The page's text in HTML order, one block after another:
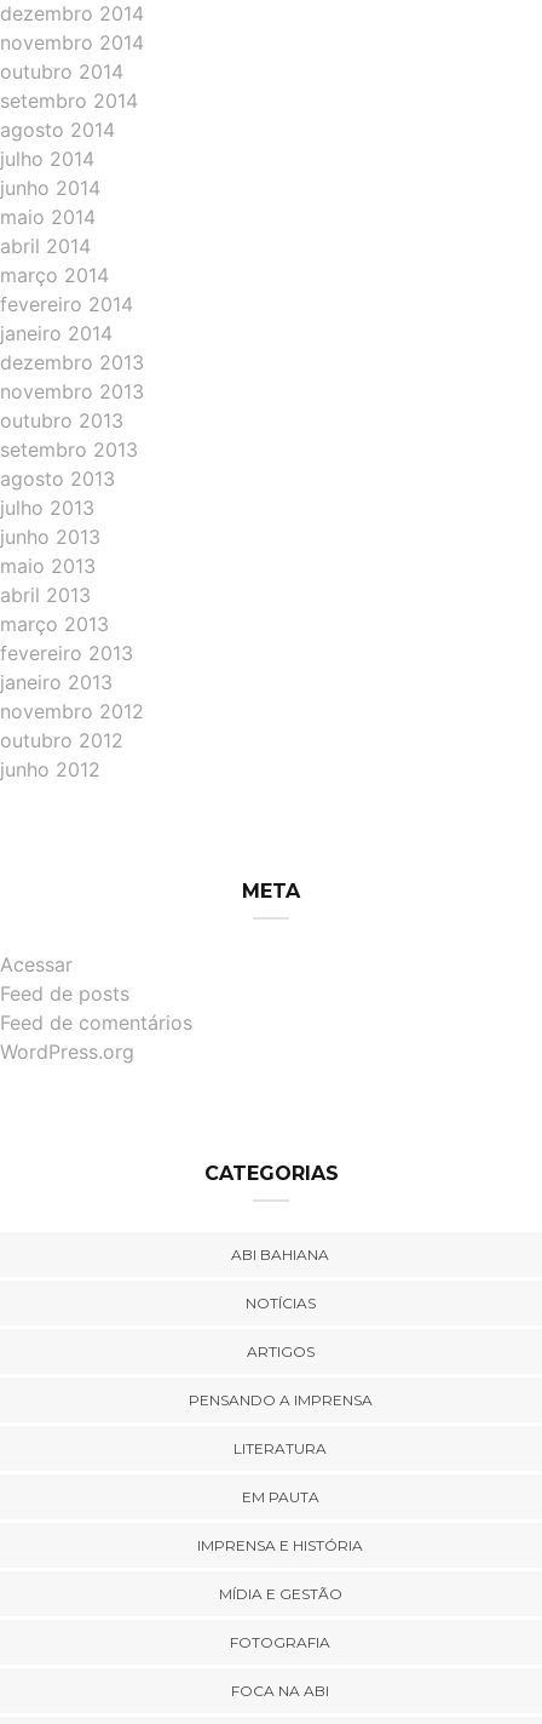
dezembro 2014
novembro 2014
outubro 2014
setembro 2014
agosto 2014
julho 2014
junho 2014
maio 2014
abril 2014
março 2014
fevereiro 2014
janeiro 2014
dezembro 2013
novembro 2013
outubro 2013
setembro 2013
agosto 2013
julho 2013
junho 2013
maio 2013
abril 2013
março 2013
fevereiro 2013
janeiro 2013
novembro 2012
outubro 2012
junho 2012
META
Acessar
Feed de posts
Feed de comentários
WordPress.org
CATEGORIAS
ABI BAHIANA
NOTÍCIAS
ARTIGOS
PENSANDO A IMPRENSA
LITERATURA
EM PAUTA
IMPRENSA E HISTÓRIA
MÍDIA E GESTÃO
FOTOGRAFIA
FOCA NA ABI